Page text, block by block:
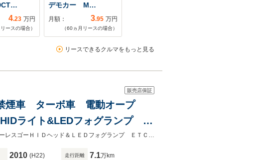
4.23 万円
ースの場合）
デモカー M…
月額： 3.95 万円
（60ヵ月リースの場合）
リースできるクルマをもっと見る
販売店保証
煙車 ターボ車 電動オープ
ライト&LEDフォグランプ
2010 (H22) 走行距離 7.1万km